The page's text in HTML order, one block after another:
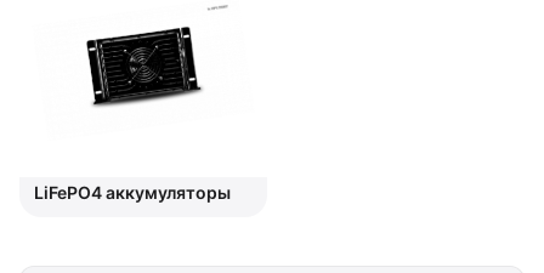
LiFePO4 аккумуляторы